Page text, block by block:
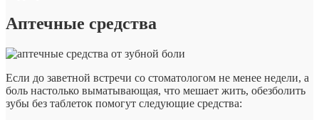
Аптечные средства
Если до заветной встречи со стоматологом не менее недели, а
боль настолько выматывающая, что мешает жить, обезболить
зубы без таблеток помогут следующие средства: